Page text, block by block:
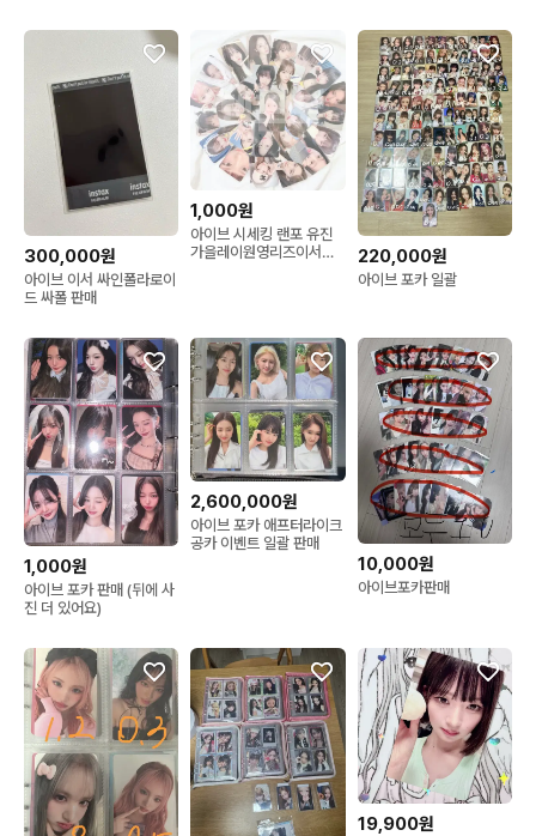
300,000원
아이브 이서 싸인폴라로이
드 싸폴 판매
1,000원
아이브 시세킹 랜포 유진
가을레이원영리즈이서공
220,000원
아이브 포카 일괄
1,000원
아이브 포카 판매 (뒤에 사
진 더 있어요)
2,600,000원
아이브 포카 애프터라이크
공카 이벤트 일괄 판매
10,000원
아이브포카판매
19,900원